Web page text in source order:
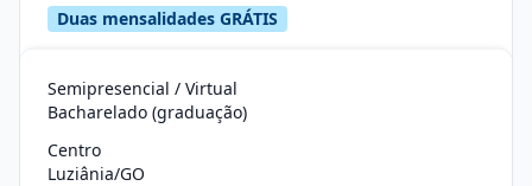
Duas mensalidades GRÁTIS
Semipresencial / Virtual
Bacharelado (graduação)
Centro
Luziânia/GO